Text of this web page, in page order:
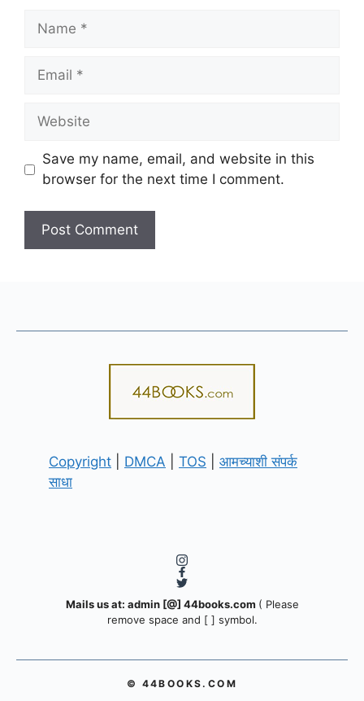
Name
Email
Website
Save my name, email, and website in this
browser for the next time I comment.
Copyright DMCA TOS
आमच्याशी संपर्क
साधा
Mails us at: admin [@] 44books.com ( Please
remove space and [ ] symbol.
© 44BOOKS.COM